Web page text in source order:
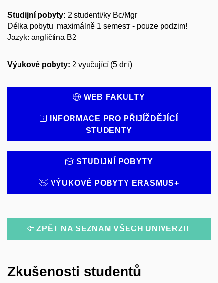
Studijní pobyty: 2 studenti/ky Bc/Mgr
Délka pobytu: maximálně 1 semestr - pouze podzim!
Jazyk: angličtina B2
Výukové pobyty: 2 vyučující (5 dní)
WEB FAKULTY
INFORMACE PRO PŘIJÍŽDĚJÍCÍ
STUDENTY
STUDIJNÍ POBYTY
VÝUKOVÉ POBYTY ERASMUS+
ZPĚT NA SEZNAM VŠECH UNIVERZIT
Zkušenosti studentů